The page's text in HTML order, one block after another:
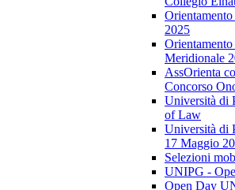
2025
Meridionale
AssOrienta
Concorso
Università di
of Law
Università di
17 Maggio
Selezioni
UNIPG -
Open Day